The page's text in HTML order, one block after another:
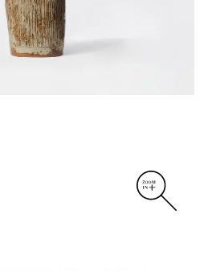
PLANTES
DE LA VIE
ABSTRAITE